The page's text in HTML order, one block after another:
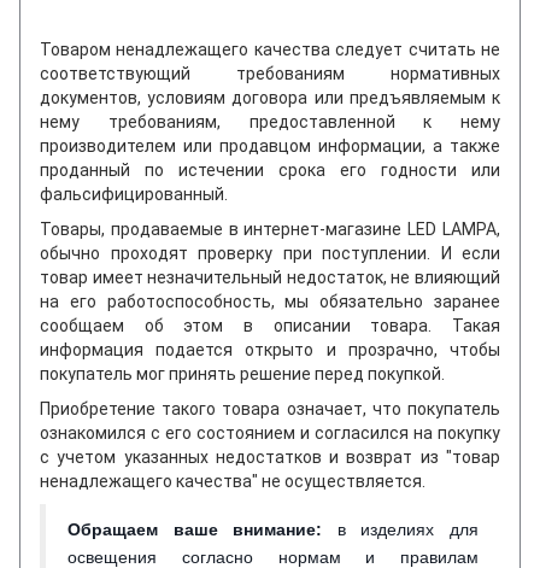
Товаром ненадлежащего качества следует считать не
соответствующий требованиям нормативных
документов, условиям договора или предъявляемым к
нему требованиям, предоставленной к нему
производителем или продавцом информации, а также
проданный по истечении срока его годности или
фальсифицированный.
Товары, продаваемые в интернет-магазине LED LAMPA,
обычно проходят проверку при поступлении. И если
товар имеет незначительный недостаток, не влияющий
на его работоспособность, мы обязательно заранее
сообщаем об этом в описании товара. Такая
информация подается открыто и прозрачно, чтобы
покупатель мог принять решение перед покупкой.
Приобретение такого товара означает, что покупатель
ознакомился с его состоянием и согласился на покупку
с учетом указанных недостатков и возврат из "товар
ненадлежащего качества" не осуществляется.
Обращаем ваше внимание: в изделиях для
освещения согласно нормам и правилам